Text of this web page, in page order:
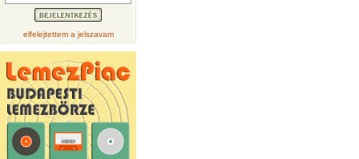
elfelejtettem a jelszavam